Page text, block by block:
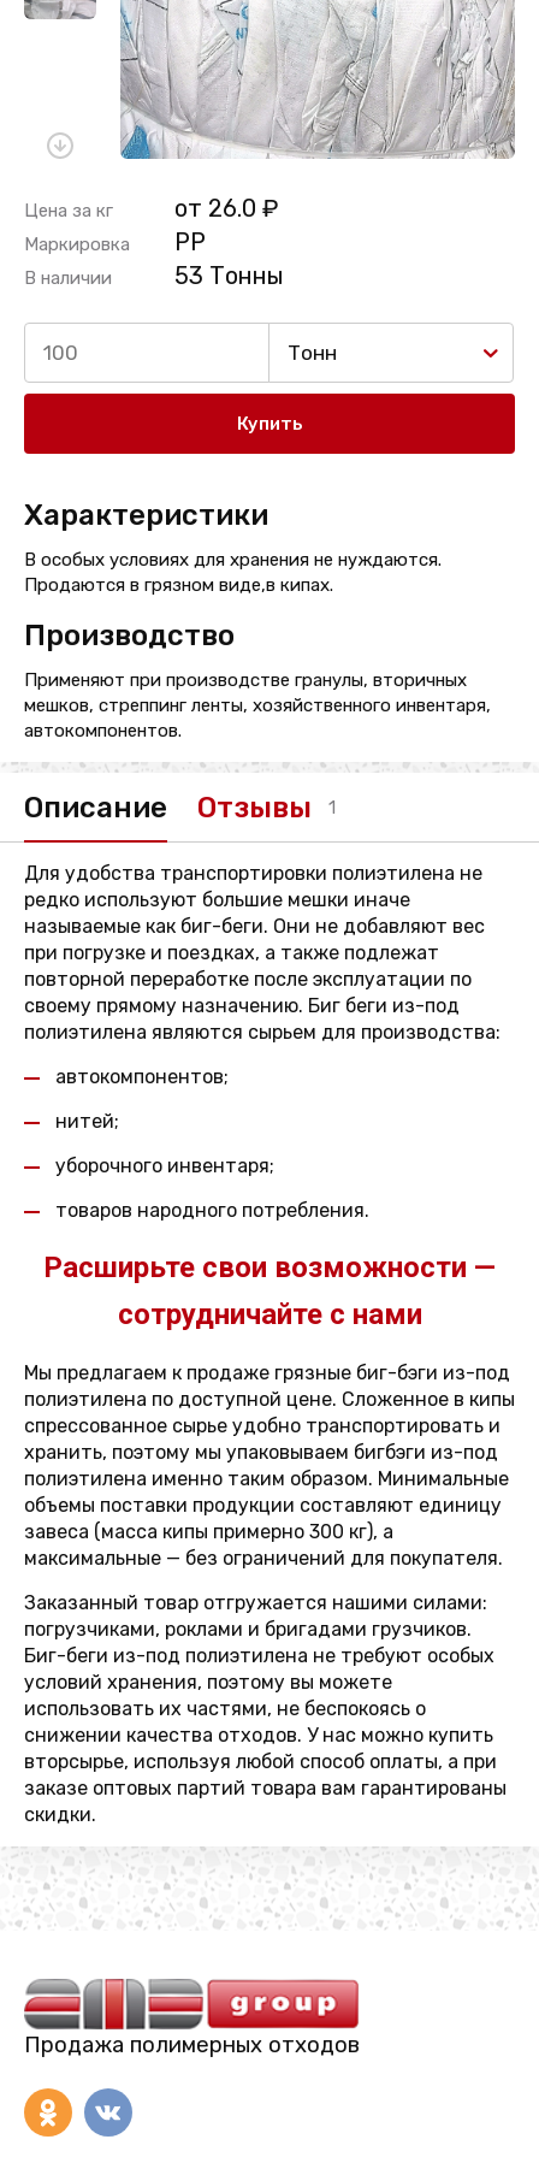
Цена за кг от 26.0 ₽
Маркировка PP
В наличии 53 Тонны
Тонн
Купить
Характеристики
В особых условиях для хранения не нуждаются.
Продаются в грязном виде,в кипах.
Производство
Применяют при производстве гранулы, вторичных
мешков, стреппинг ленты, хозяйственного инвентаря,
автокомпонентов.
Описание Отзывы 1
Для удобства транспортировки полиэтилена не
редко используют большие мешки иначе
называемые как биг-беги. Они не добавляют вес
при погрузке и поездках, а также подлежат
повторной переработке после эксплуатации по
своему прямому назначению. Биг беги из-под
полиэтилена являются сырьем для производства:
автокомпонентов;
нитей;
уборочного инвентаря;
товаров народного потребления.
Расширьте свои возможности —
сотрудничайте с нами
Мы предлагаем к продаже грязные биг-бэги из-под
полиэтилена по доступной цене. Сложенное в кипы
спрессованное сырье удобно транспортировать и
хранить, поэтому мы упаковываем бигбэги из-под
полиэтилена именно таким образом. Минимальные
объемы поставки продукции составляют единицу
завеса (масса кипы примерно 300 кг), а
максимальные — без ограничений для покупателя.
Заказанный товар отгружается нашими силами:
погрузчиками, роклами и бригадами грузчиков.
Биг-беги из-под полиэтилена не требуют особых
условий хранения, поэтому вы можете
использовать их частями, не беспокоясь о
снижении качества отходов. У нас можно купить
вторсырье, используя любой способ оплаты, а при
заказе оптовых партий товара вам гарантированы
скидки.
Продажа полимерных отходов